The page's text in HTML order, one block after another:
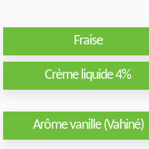
Fraise
Crème liquide 4%
Arôme vanille (Vahiné)